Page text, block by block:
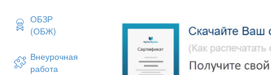
ОБЗР
(ОБЖ)
Внеурочная
работа